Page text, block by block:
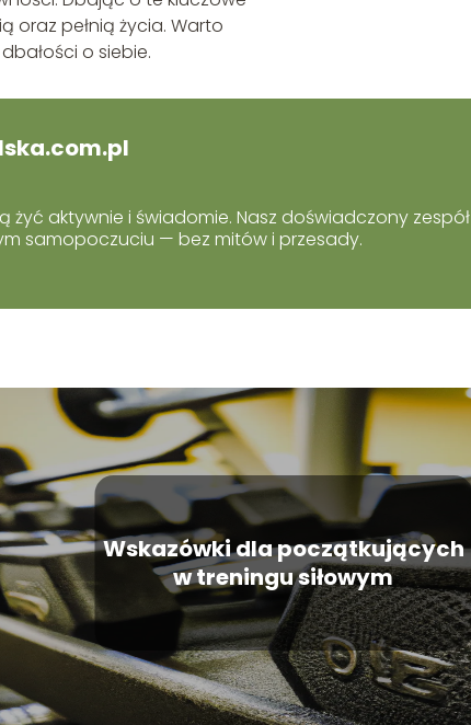
oraz pełnią życia. Warto
o siebie.
żyć aktywnie i świadomie. Nasz doświadczony zespół
samopoczuciu — bez mitów i przesady.
Wskazówki dla początkujących
w treningu siłowym